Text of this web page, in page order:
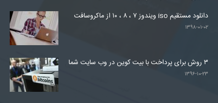
دانلود مستقیم iso ویندوز ۷ ، ۸ ، ۱۰ از ماکروسافت
۱۳۹۸-۰۱-۰۲
۳ روش برای پرداخت با بیت کوین در وب سایت شما
۱۳۹۶-۱۰-۲۳